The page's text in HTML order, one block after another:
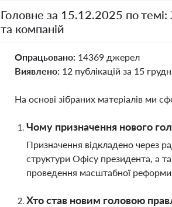
Головне за 15.12.2025 по темі:
та компаній
Опрацьовано: 14369 джерел
Виявлено: 12 публікацій за 15
На основі зібраних матеріалів ми
Чому призначення нового
Призначення відкладено через
структури Офісу президента, а
проведення масштабної
Хто став новим головою